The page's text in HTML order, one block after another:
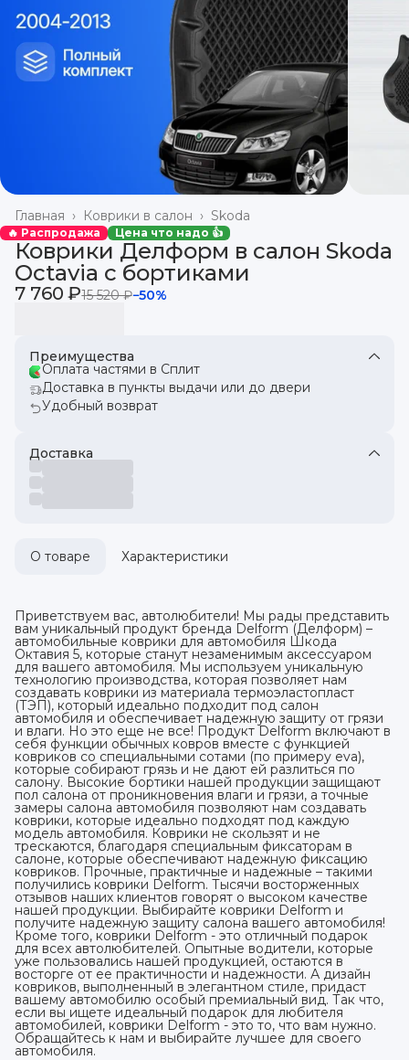
Skoda
Коврики в салон ›
Главная ›
🔥 Распродажа Цена что надо 👍
Коврики Делформ в салон Skoda
Octavia с бортиками
7 760 ₽15 520 ₽−50%
Преимущества
Оплата частями в Сплит
Доставка в пункты выдачи или до двери
Удобный возврат
Доставка
О товаре Характеристики
Приветствуем вас, автолюбители! Мы рады представить
вам уникальный продукт бренда Delform (Делформ) –
автомобильные коврики для автомобиля Шкода
Октавия 5, которые станут незаменимым аксессуаром
для вашего автомобиля. Мы используем уникальную
технологию производства, которая позволяет нам
создавать коврики из материала термоэластопласт
(ТЭП), который идеально подходит под салон
автомобиля и обеспечивает надежную защиту от грязи
и влаги. Но это еще не все! Продукт Delform включают в
себя функции обычных ковров вместе с функцией
ковриков со специальными сотами (по примеру eva),
которые собирают грязь и не дают ей разлиться по
салону. Высокие бортики нашей продукции защищают
пол салона от проникновения влаги и грязи, а точные
замеры салона автомобиля позволяют нам создавать
коврики, которые идеально подходят под каждую
модель автомобиля. Коврики не скользят и не
трескаются, благодаря специальным фиксаторам в
салоне, которые обеспечивают надежную фиксацию
ковриков. Прочные, практичные и надежные – такими
получились коврики Delform. Тысячи восторженных
отзывов наших клиентов говорят о высоком качестве
нашей продукции. Выбирайте коврики Delform и
получите надежную защиту салона вашего автомобиля!
Кроме того, коврики Delform - это отличный подарок
для всех автолюбителей. Опытные водители, которые
уже пользовались нашей продукцией, остаются в
восторге от ее практичности и надежности. А дизайн
ковриков, выполненный в элегантном стиле, придаст
вашему автомобилю особый премиальный вид. Так что,
если вы ищете идеальный подарок для любителя
автомобилей, коврики Delform - это то, что вам нужно.
Обращайтесь к нам и выбирайте лучшее для своего
автомобиля.